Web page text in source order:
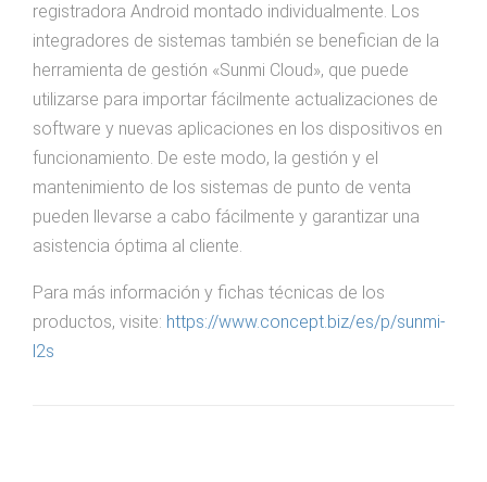
registradora Android montado individualmente. Los
integradores de sistemas también se benefician de la
herramienta de gestión «Sunmi Cloud», que puede
utilizarse para importar fácilmente actualizaciones de
software y nuevas aplicaciones en los dispositivos en
funcionamiento. De este modo, la gestión y el
mantenimiento de los sistemas de punto de venta
pueden llevarse a cabo fácilmente y garantizar una
asistencia óptima al cliente.
Para más información y fichas técnicas de los
productos, visite: https://www.concept.biz/es/p/sunmi-
l2s